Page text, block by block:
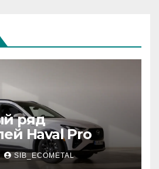
ряд
Haval Pro
SIB_ECOMETAL